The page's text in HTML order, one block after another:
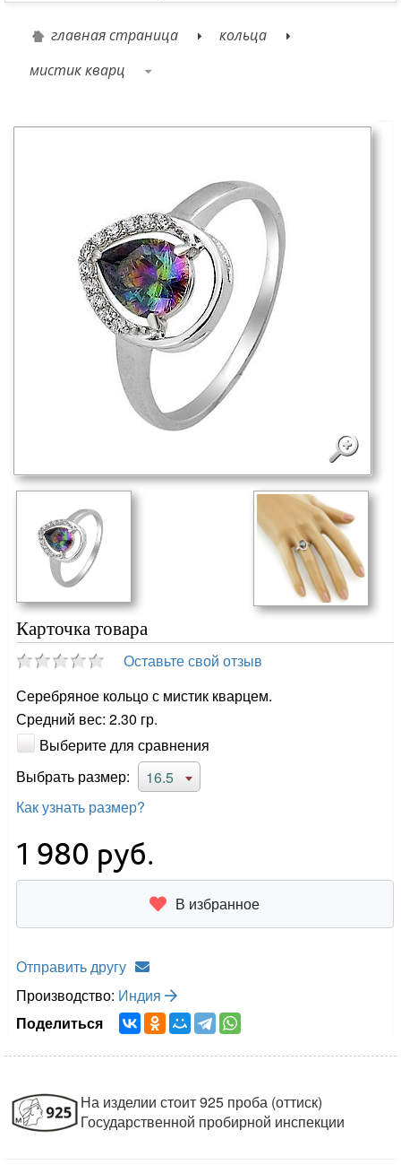
главная страница
кольца
мистик кварц
Карточка товара
Оставьте свой отзыв
Серебряное кольцо с мистик кварцем.
Средний вес: 2.30 гр.
Выберите для сравнения
Выбрать размер:
16.5
Как узнать размер?
1 980 руб.
В избранное
Отправить другу
Производство: Индия
Поделиться
На изделии стоит 925 проба (оттиск)
Государственной пробирной инспекции